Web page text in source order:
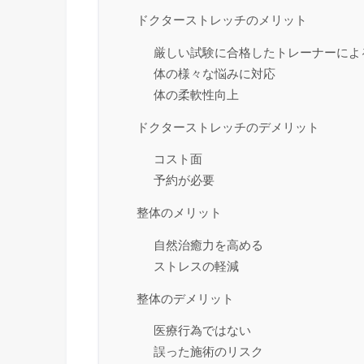
ドクターストレッチのメリット
厳しい試験に合格したトレーナーによ
体の様々な悩みに対応
体の柔軟性向上
ドクターストレッチのデメリット
コスト面
予約が必要
整体のメリット
自然治癒力を高める
ストレスの軽減
整体のデメリット
医療行為ではない
誤った施術のリスク